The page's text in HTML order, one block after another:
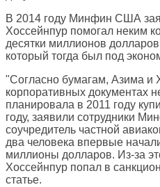
В 2014 году Минфин США
Хоссейнпур помогал неким
десятки миллионов
который тогда был под
"Согласно бумагам, Азима и
корпоративных документах
планировала в 2011 году
году, заявили сотрудники
соучредитель частной
два человека впервые
миллионы долларов. Из-за
Хоссейнпур попал в
статье.